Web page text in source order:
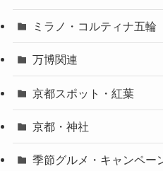
ミラノ・コルティナ五輪
万博関連
京都スポット・紅葉
京都・神社
季節グルメ・キャンペー